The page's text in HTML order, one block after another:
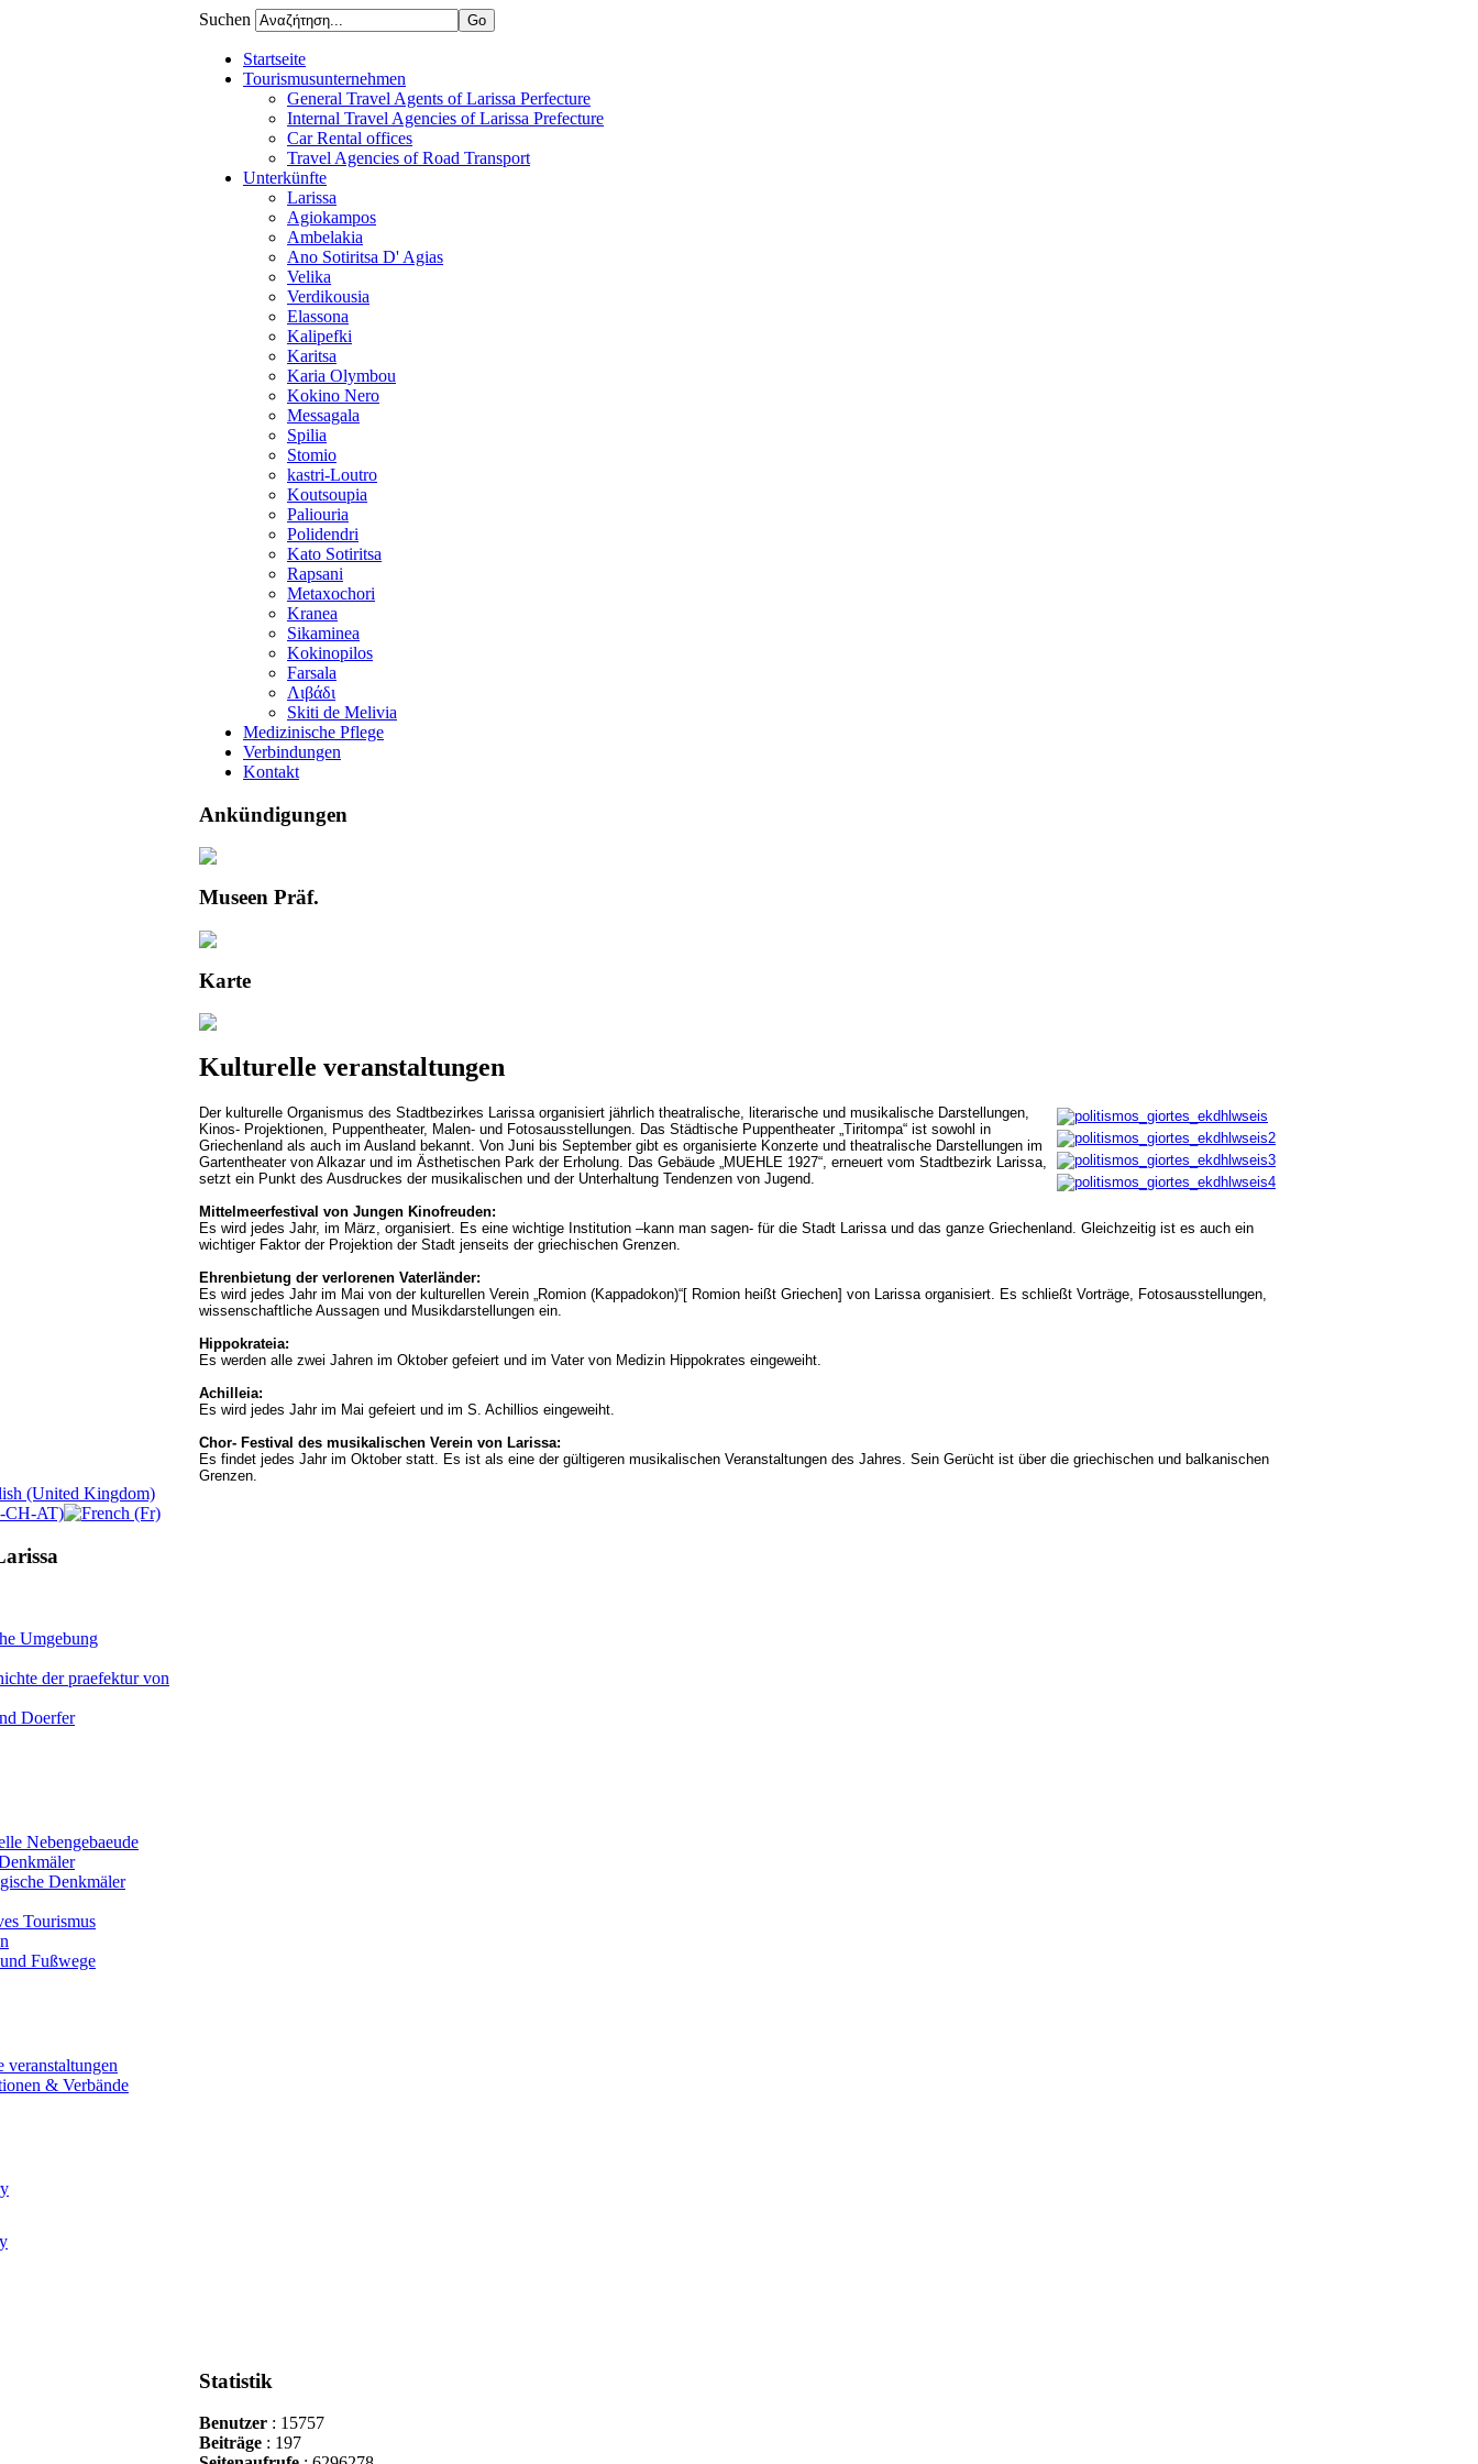
Suchen
Startseite
Tourismusunternehmen
General Travel Agents of Larissa Perfecture
Internal Travel Agencies of Larissa Prefecture
Car Rental offices
Travel Agencies of Road Transport
Unterkünfte
Larissa
Agiokampos
Ambelakia
Ano Sotiritsa D' Agias
Velika
Verdikousia
Elassona
Kalipefki
Karitsa
Karia Olymbou
Kokino Nero
Messagala
Spilia
Stomio
kastri-Loutro
Koutsoupia
Paliouria
Polidendri
Kato Sotiritsa
Rapsani
Metaxochori
Kranea
Sikaminea
Kokinopilos
Farsala
Λιβάδι
Skiti de Melivia
Medizinische Pflege
Verbindungen
Kontakt
Ankündigungen
Museen Präf.
Karte
Kulturelle veranstaltungen
Der kulturelle Organismus des Stadtbezirkes Larissa organisiert jährlich theatralische, literarische und musikalische Darstellungen,
Kinos- Projektionen, Puppentheater, Malen- und Fotosausstellungen. Das Städtische Puppentheater „Tiritompa“ ist sowohl in
Griechenland als auch im Ausland bekannt. Von Juni bis September gibt es organisierte Konzerte und theatralische Darstellungen im
Gartentheater von Alkazar und im Ästhetischen Park der Erholung. Das Gebäude „MUEHLE 1927“, erneuert vom Stadtbezirk Larissa,
setzt ein Punkt des Ausdruckes der musikalischen und der Unterhaltung Tendenzen von Jugend.
Mittelmeerfestival von Jungen Kinofreuden:
Es wird jedes Jahr, im März, organisiert. Es eine wichtige Institution –kann man sagen- für die Stadt Larissa und das ganze Griechenland. Gleichzeitig ist es auch ein
wichtiger Faktor der Projektion der Stadt jenseits der griechischen Grenzen.
Ehrenbietung der verlorenen Vaterländer:
Es wird jedes Jahr im Mai von der kulturellen Verein „Romion (Kappadokon)“[ Romion heißt Griechen] von Larissa organisiert. Es schließt Vorträge, Fotosausstellungen,
wissenschaftliche Aussagen und Musikdarstellungen ein.
Hippokrateia:
Es werden alle zwei Jahren im Oktober gefeiert und im Vater von Medizin Hippokrates eingeweiht.
Achilleia:
Es wird jedes Jahr im Mai gefeiert und im S. Achillios eingeweiht.
Chor- Festival des musikalischen Verein von Larissa:
Es findet jedes Jahr im Oktober statt. Es ist als eine der gültigeren musikalischen Veranstaltungen des Jahres. Sein Gerücht ist über die griechischen und balkanischen
Grenzen.
Umgebung
der praefektur von
Doerfer
Nebengebaeude
Denkmäler
Tourismus
Fußwege
veranstaltungen
& Verbände
Statistik
Benutzer : 15757
Beiträge : 197